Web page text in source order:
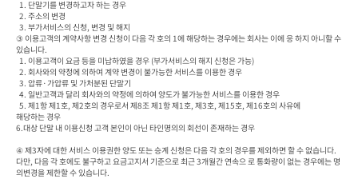
③ 이용고객의 계약사항 변경 신청이 다음 각 호의 1에 해당하는 경우에는 회사는 이에 응 하지 아니할 수
있습니다.
해당하는 경우
6.대상 단말 내 이용신청 고객 본인이 아닌 타인명의의 회선이 존재하는 경우
④ 제3자에 대한 서비스 이용권한 양도 또는 승계 신청은 다음 각 호의 경우를 제외하면 할 수 없습니다.
다만, 다음 각 호에도 불구하고 요금고지서 기준으로 최근 3개월간 연속으 로 통화량이 없는 경우에는 명
의변경을 제한할 수 있습니다.